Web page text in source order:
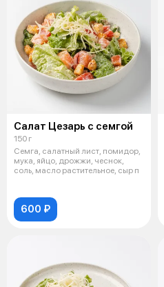
Салат Цезарь с семгой
150 г
Семга, салатный лист, помидор,
мука, яйцо, дрожжи, чеснок,
соль, масло растительное, сыр п
600 ₽